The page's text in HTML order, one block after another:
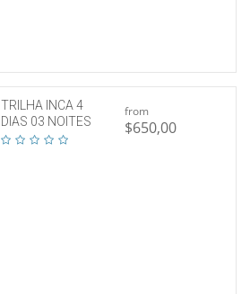
TRILHA INCA 4
DIAS 03 NOITES
from
$650,00